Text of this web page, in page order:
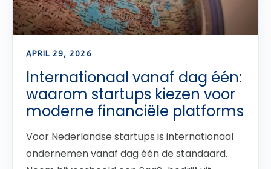
APRIL 29, 2026
Internationaal vanaf dag één:
waarom startups kiezen voor
moderne financiële platforms
Voor Nederlandse startups is internationaal
ondernemen vanaf dag één de standaard.